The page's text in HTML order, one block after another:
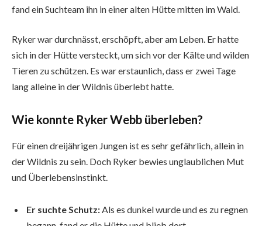
fand ein Suchteam ihn in einer alten Hütte mitten im Wald.
Ryker war durchnässt, erschöpft, aber am Leben. Er hatte
sich in der Hütte versteckt, um sich vor der Kälte und wilden
Tieren zu schützen. Es war erstaunlich, dass er zwei Tage
lang alleine in der Wildnis überlebt hatte.
Wie konnte Ryker Webb überleben?
Für einen dreijährigen Jungen ist es sehr gefährlich, allein in
der Wildnis zu sein. Doch Ryker bewies unglaublichen Mut
und Überlebensinstinkt.
Er suchte Schutz:Als es dunkel wurde und es zu regnen